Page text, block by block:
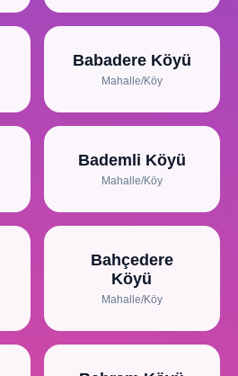
Babadere Köyü
Mahalle/Köy
Bademli Köyü
Mahalle/Köy
Bahçedere
Köyü
Mahalle/Köy